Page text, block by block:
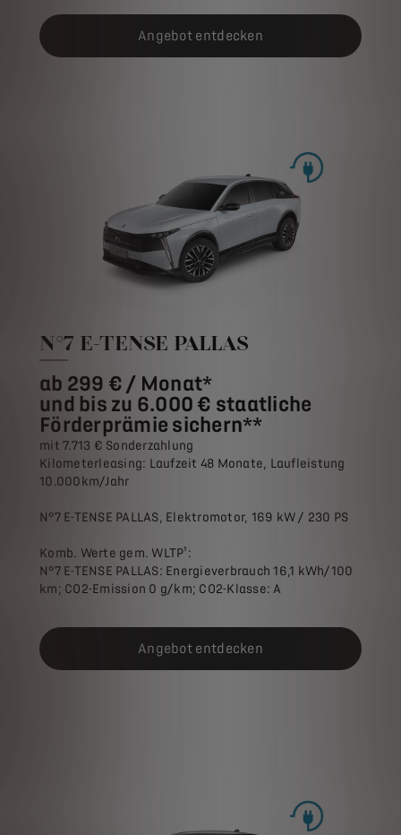
Angebot entdecken
N°7 E-TENSE PALLAS
ab 299 € / Monat*
und bis zu 6.000 € staatliche
Förderprämie sichern**
mit 7.713 € Sonderzahlung
Kilometerleasing: Laufzeit 48 Monate, Laufleistung
10.000km/Jahr
N°7 E-TENSE PALLAS, Elektromotor, 169 kW / 230 PS
Komb. Werte gem. WLTP¹:
N°7 E-TENSE PALLAS: Energieverbrauch 16,1 kWh/100
km; CO2-Emission 0 g/km; CO2-Klasse: A
Angebot entdecken